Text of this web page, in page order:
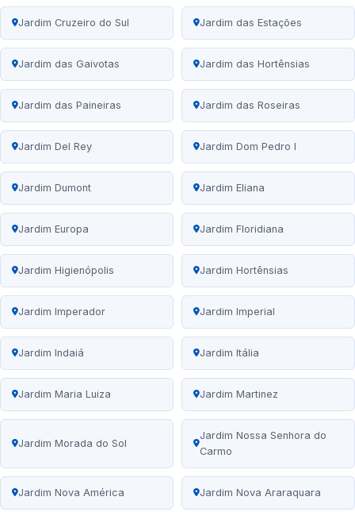
Jardim Cruzeiro do Sul Jardim das Estações
Jardim das Gaivotas Jardim das Hortênsias
Jardim das Paineiras Jardim das Roseiras
Jardim Del Rey Jardim Dom Pedro I
Jardim Dumont Jardim Eliana
Jardim Europa Jardim Floridiana
Jardim Higienópolis Jardim Hortênsias
Jardim Imperador Jardim Imperial
Jardim Indaiá Jardim Itália
Jardim Maria Luiza Jardim Martinez
Jardim Morada do Sol
Jardim Nossa Senhora do
Carmo
Jardim Nova América Jardim Nova Araraquara